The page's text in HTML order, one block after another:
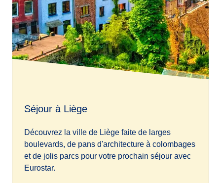
Séjour à Liège
Découvrez la ville de Liège faite de larges
boulevards, de pans d'architecture à colombages
et de jolis parcs pour votre prochain séjour avec
Eurostar.